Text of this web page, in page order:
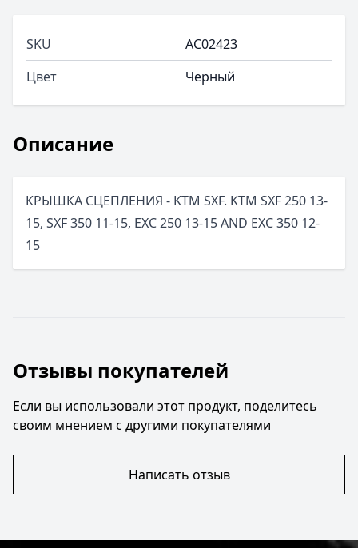
Описание
КРЫШКА СЦЕПЛЕНИЯ - KTM SXF. KTM SXF 250 13-
15, SXF 350 11-15, EXC 250 13-15 AND EXC 350 12-
15
SKU
AC02423
Цвет
Черный
Отзывы покупателей
Если вы использовали этот продукт, поделитесь
своим мнением с другими покупателями
Написать отзыв